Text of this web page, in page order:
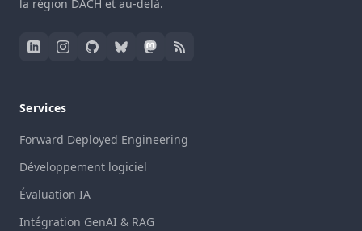
la région DACH et au-delà.
Services
Forward Deployed Engineering
Développement logiciel
Évaluation IA
Intégration GenAI & RAG